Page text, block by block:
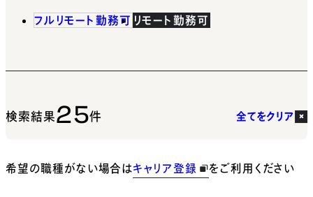
フルリモート勤務可 リモート勤務可
検索結果25件 全てをクリア
希望の職種がない場合はキャリア登録 をご利用ください